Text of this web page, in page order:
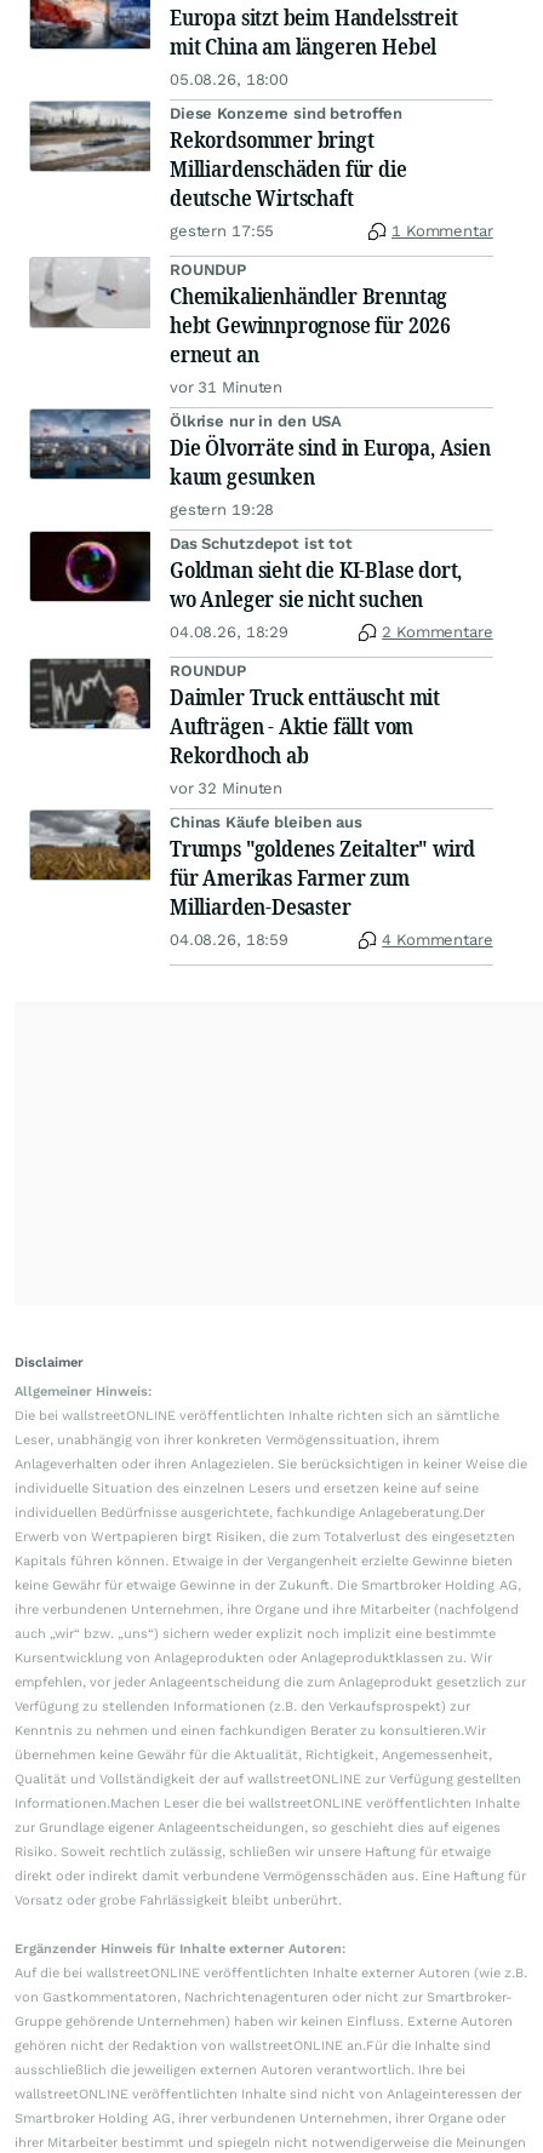
Europa sitzt beim Handelsstreit
mit China am längeren Hebel
05.08.26, 18:00
Diese Konzerne sind betroffen
Rekordsommer bringt
Milliardenschäden für die
deutsche Wirtschaft
gestern 17:55 1 Kommentar
ROUNDUP
Chemikalienhändler Brenntag
hebt Gewinnprognose für 2026
erneut an
vor 31 Minuten
Ölkrise nur in den USA
Die Ölvorräte sind in Europa, Asien
kaum gesunken
gestern 19:28
Das Schutzdepot ist tot
Goldman sieht die KI-Blase dort,
wo Anleger sie nicht suchen
04.08.26, 18:29 2 Kommentare
ROUNDUP
Daimler Truck enttäuscht mit
Aufträgen - Aktie fällt vom
Rekordhoch ab
vor 32 Minuten
Chinas Käufe bleiben aus
Trumps "goldenes Zeitalter" wird
für Amerikas Farmer zum
Milliarden-Desaster
04.08.26, 18:59 4 Kommentare
Disclaimer
Allgemeiner Hinweis:
Die bei wallstreetONLINE veröffentlichten Inhalte richten sich an sämtliche
Leser, unabhängig von ihrer konkreten Vermögenssituation, ihrem
Anlageverhalten oder ihren Anlagezielen. Sie berücksichtigen in keiner Weise die
individuelle Situation des einzelnen Lesers und ersetzen keine auf seine
individuellen Bedürfnisse ausgerichtete, fachkundige Anlageberatung.Der
Erwerb von Wertpapieren birgt Risiken, die zum Totalverlust des eingesetzten
Kapitals führen können. Etwaige in der Vergangenheit erzielte Gewinne bieten
keine Gewähr für etwaige Gewinne in der Zukunft. Die Smartbroker Holding AG,
ihre verbundenen Unternehmen, ihre Organe und ihre Mitarbeiter (nachfolgend
auch „wir“ bzw. „uns“) sichern weder explizit noch implizit eine bestimmte
Kursentwicklung von Anlageprodukten oder Anlageproduktklassen zu. Wir
empfehlen, vor jeder Anlageentscheidung die zum Anlageprodukt gesetzlich zur
Verfügung zu stellenden Informationen (z.B. den Verkaufsprospekt) zur
Kenntnis zu nehmen und einen fachkundigen Berater zu konsultieren.Wir
übernehmen keine Gewähr für die Aktualität, Richtigkeit, Angemessenheit,
Qualität und Vollständigkeit der auf wallstreetONLINE zur Verfügung gestellten
Informationen.Machen Leser die bei wallstreetONLINE veröffentlichten Inhalte
zur Grundlage eigener Anlageentscheidungen, so geschieht dies auf eigenes
Risiko. Soweit rechtlich zulässig, schließen wir unsere Haftung für etwaige
direkt oder indirekt damit verbundene Vermögensschäden aus. Eine Haftung für
Vorsatz oder grobe Fahrlässigkeit bleibt unberührt.
Ergänzender Hinweis für Inhalte externer Autoren:
Auf die bei wallstreetONLINE veröffentlichten Inhalte externer Autoren (wie z.B.
von Gastkommentatoren, Nachrichtenagenturen oder nicht zur Smartbroker-
Gruppe gehörende Unternehmen) haben wir keinen Einfluss. Externe Autoren
gehören nicht der Redaktion von wallstreetONLINE an.Für die Inhalte sind
ausschließlich die jeweiligen externen Autoren verantwortlich. Ihre bei
wallstreetONLINE veröffentlichten Inhalte sind nicht von Anlageinteressen der
Smartbroker Holding AG, ihrer verbundenen Unternehmen, ihrer Organe oder
ihrer Mitarbeiter bestimmt und spiegeln nicht notwendigerweise die Meinungen